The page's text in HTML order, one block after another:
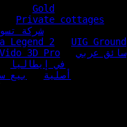
Gold
Private cottages
شركة
Legend 2
UIG Ground
3D Pro
سائق عربي
في إيطاليا
أصلية
بيع